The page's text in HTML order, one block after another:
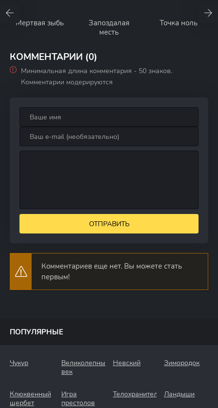
Мертвая зыбь
Запоздалая
месть
Точка ноль
КОММЕНТАРИИ (0)
Минимальная длина комментария - 50 знаков.
Комментарии модерируются
ОТПРАВИТЬ
Комментариев еще нет. Вы можете стать
первым!
ПОПУЛЯРНЫЕ
Чукур
Великолепный
век
Невский Зимородок
Клюквенный
щербет
Игра
престолов
Телохранители Ландыши